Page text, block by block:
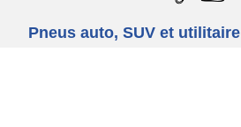
Pneus auto, SUV et utilitaire